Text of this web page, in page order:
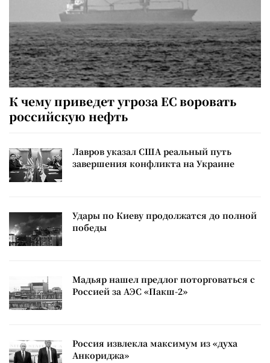
К чему приведет угроза ЕС воровать
российскую нефть
Лавров указал США реальный путь
завершения конфликта на Украине
Удары по Киеву продолжатся до полной
победы
Мадьяр нашел предлог поторговаться с
Россией за АЭС «Пакш-2»
Россия извлекла максимум из «духа
Анкориджа»